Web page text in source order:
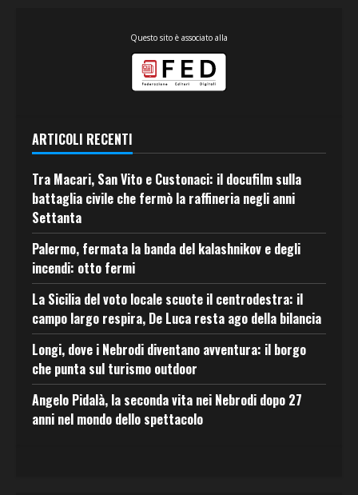
Questo sito è associato alla
ARTICOLI RECENTI
Tra Macari, San Vito e Custonaci: il docufilm sulla
battaglia civile che fermò la raffineria negli anni
Settanta
Palermo, fermata la banda del kalashnikov e degli
incendi: otto fermi
La Sicilia del voto locale scuote il centrodestra: il
campo largo respira, De Luca resta ago della bilancia
Longi, dove i Nebrodi diventano avventura: il borgo
che punta sul turismo outdoor
Angelo Pidalà, la seconda vita nei Nebrodi dopo 27
anni nel mondo dello spettacolo